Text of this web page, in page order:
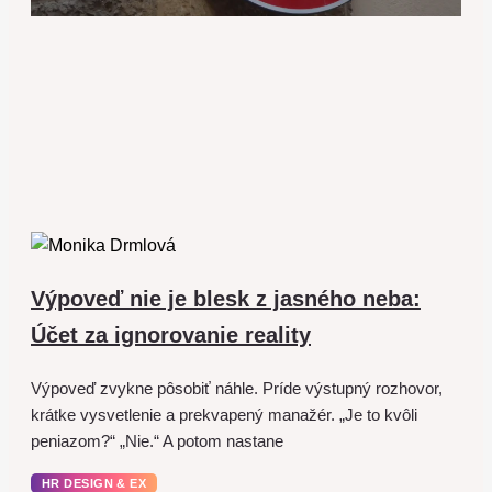
Výpoveď nie je blesk z jasného neba:
Účet za ignorovanie reality
Výpoveď zvykne pôsobiť náhle. Príde výstupný rozhovor,
krátke vysvetlenie a prekvapený manažér. „Je to kvôli
peniazom?“ „Nie.“ A potom nastane
HR DESIGN & EX